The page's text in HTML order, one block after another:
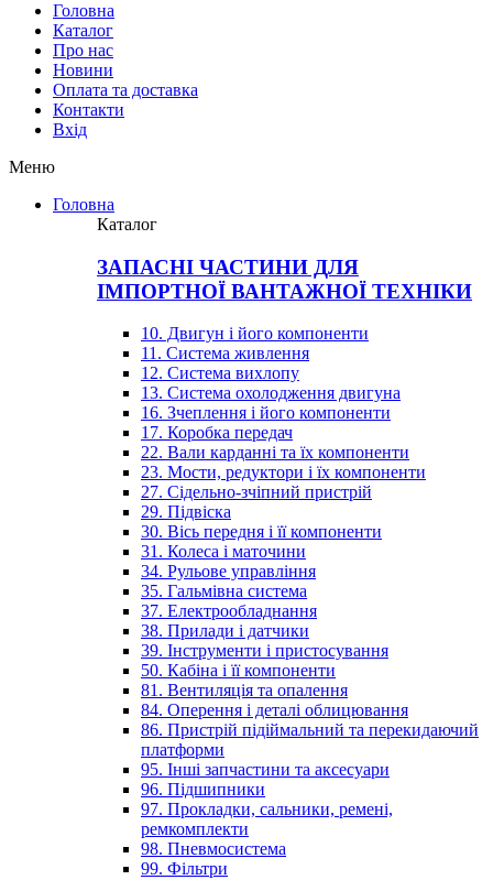
Головна
Каталог
Про нас
Новини
Оплата та доставка
Контакти
Вхiд
Меню
Головна
Каталог
ЗАПАСНІ ЧАСТИНИ ДЛЯ
ІМПОРТНОЇ ВАНТАЖНОЇ ТЕХНІКИ
10. Двигун і його компоненти
11. Система живлення
12. Система вихлопу
13. Система охолодження двигуна
16. Зчеплення і його компоненти
17. Коробка передач
22. Вали карданні та їх компоненти
23. Мости, редуктори і їх компоненти
27. Сідельно-зчіпний пристрій
29. Підвіска
30. Вісь передня і її компоненти
31. Колеса і маточини
34. Рульове управління
35. Гальмівна система
37. Електрообладнання
38. Прилади і датчики
39. Інструменти і пристосування
50. Кабіна і її компоненти
81. Вентиляція та опалення
84. Оперення і деталі облицювання
86. Пристрій підіймальний та перекидаючий
платформи
95. Інші запчастини та аксесуари
96. Підшипники
97. Прокладки, сальники, ремені,
ремкомплекти
98. Пневмосистема
99. Фільтри